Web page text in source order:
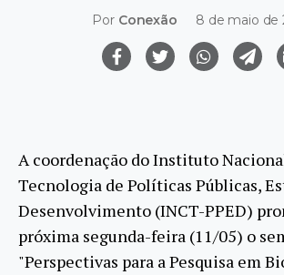
Por Conexão 8 de maio de
A coordenação do Instituto
Tecnologia de Políticas Públicas,
Desenvolvimento (INCT-PPED)
próxima segunda-feira (11/05) o
"Perspectivas para a Pesquisa em